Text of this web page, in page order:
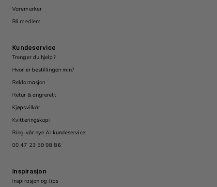
Varemerker
Bli medlem
Kundeservice
Trenger du hjelp?
Hvor er bestillingen min?
Reklamasjon
Retur & angrerett
Kjøpsvilkår
Kvitteringskopi
Ring vår nye AI kundeservice:
00 47 23 50 98 86
Inspirasjon
Inspirasjon og tips